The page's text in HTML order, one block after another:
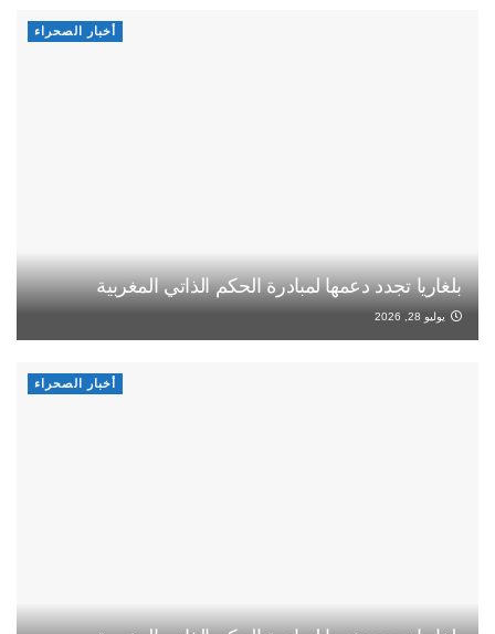
أخبار الصحراء
بلغاريا تجدد دعمها لمبادرة الحكم الذاتي المغربية
يوليو 28, 2026
أخبار الصحراء